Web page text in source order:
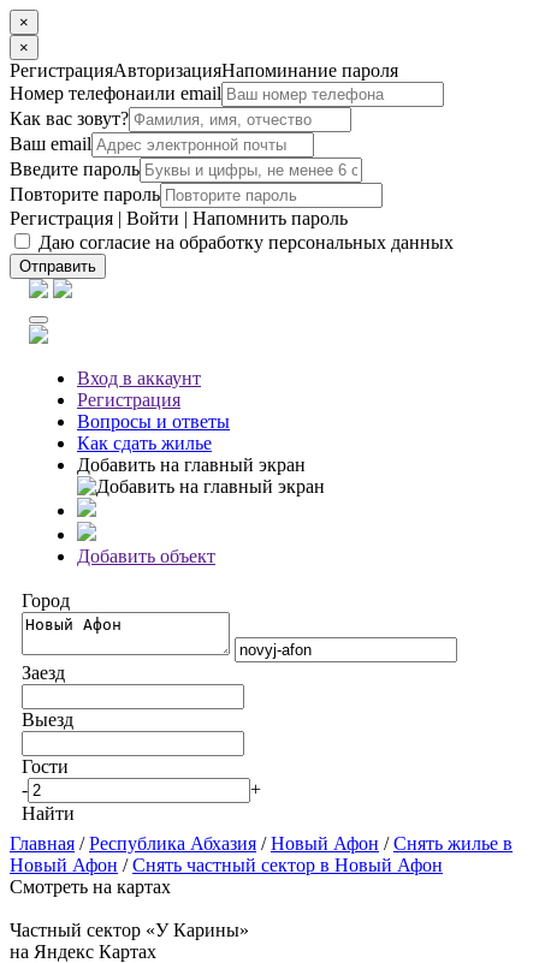
×
×
РегистрацияАвторизацияНапоминание пароля
Номер телефонаили email
Как вас зовут?
Ваш email
Введите пароль
Повторите пароль
Регистрация | Войти | Напомнить пароль
Даю согласие на обработку персональных данных
Отправить
Вход в аккаунт
Регистрация
Вопросы и ответы
Как сдать жилье
Добавить на главный экран
Добавить объект
Город
Заезд
Выезд
Гости
-
+
Найти
Главная /Республика Абхазия /Новый Афон /Снять жилье в
Новый Афон /Снять частный сектор в Новый Афон
Смотреть на картах
Частный сектор «У Карины»
на Яндекс Картах